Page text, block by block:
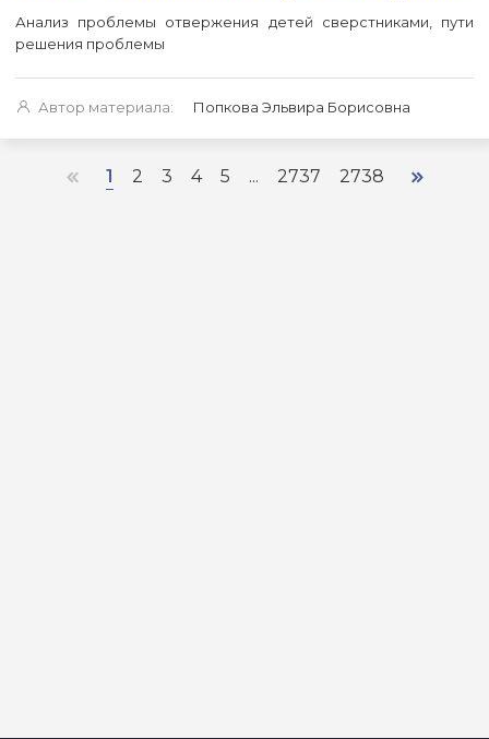
Анализ проблемы отвержения детей сверстниками, пути
решения проблемы
Автор материала: Попкова Эльвира Борисовна
1 2 3 4 5 ... 2737 2738